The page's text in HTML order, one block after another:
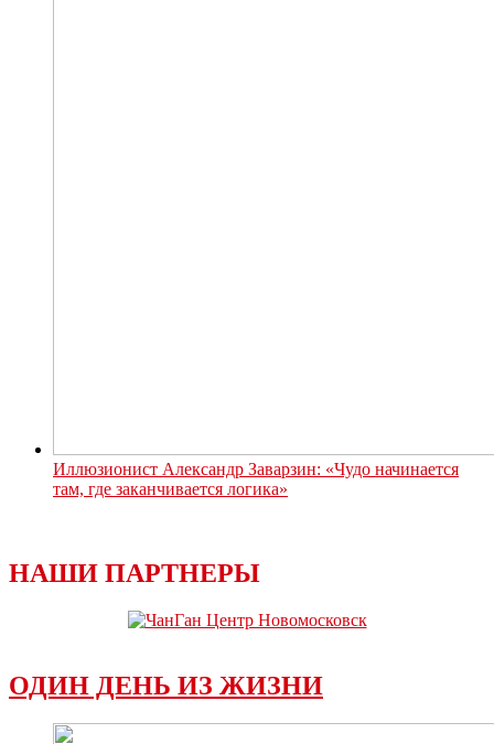
Иллюзионист Александр Заварзин: «Чудо начинается
там, где заканчивается логика»
НАШИ ПАРТНЕРЫ
ОДИН ДЕНЬ ИЗ ЖИЗНИ